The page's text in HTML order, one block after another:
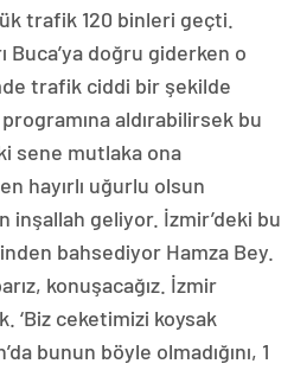
trafik 120 binleri geçti.
Buca’ya doğru giderken o
trafik ciddi bir şekilde
aldırabilirsek bu
sene mutlaka ona
hayırlı uğurlu olsun
inşallah geliyor. İzmir’deki bu
bahsediyor Hamza Bey.
konuşacağız. İzmir
‘Biz ceketimizi koysak
bunun böyle olmadığını, 1